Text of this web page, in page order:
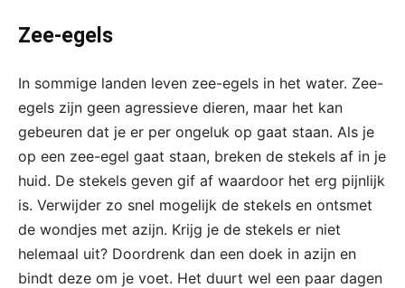
Zee-egels
In sommige landen leven zee-egels in het water. Zee-
egels zijn geen agressieve dieren, maar het kan
gebeuren dat je er per ongeluk op gaat staan. Als je
op een zee-egel gaat staan, breken de stekels af in je
huid. De stekels geven gif af waardoor het erg pijnlijk
is. Verwijder zo snel mogelijk de stekels en ontsmet
de wondjes met azijn. Krijg je de stekels er niet
helemaal uit? Doordrenk dan een doek in azijn en
bindt deze om je voet. Het duurt wel een paar dagen